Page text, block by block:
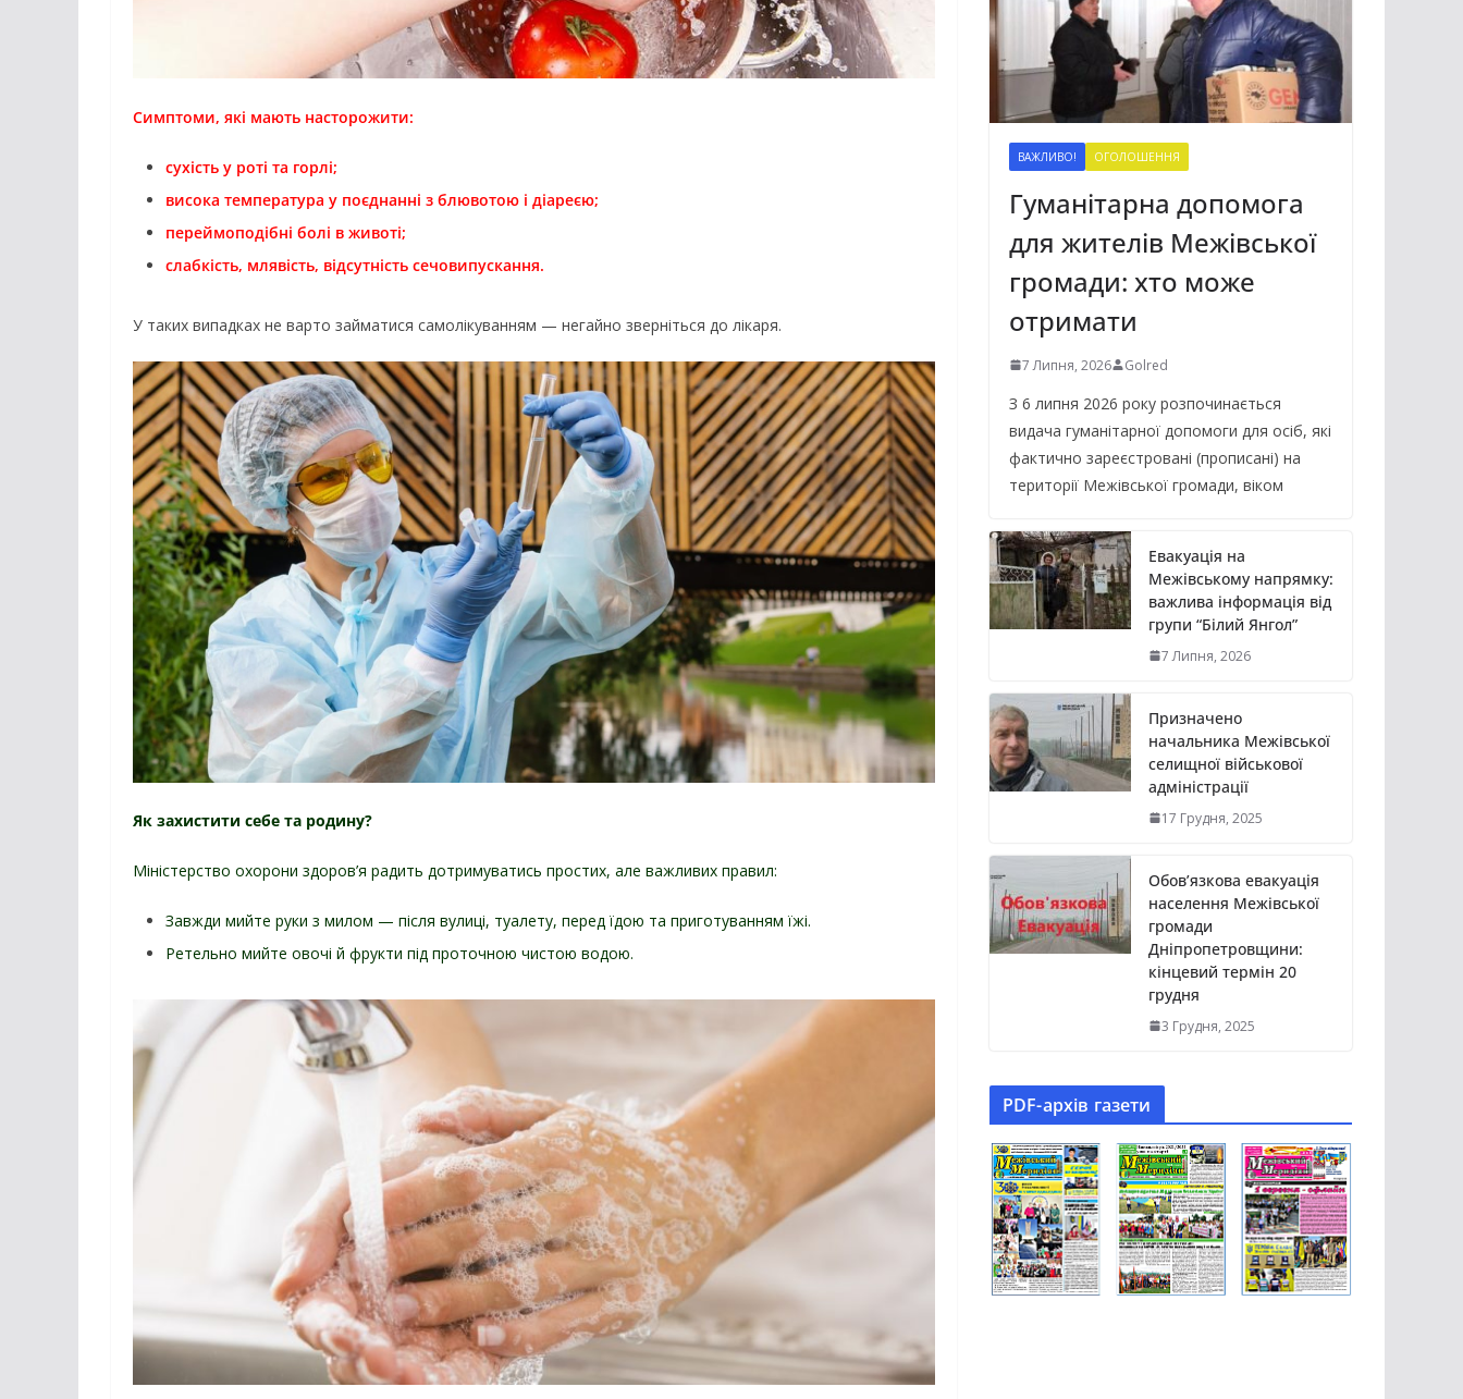
Симптоми, які мають насторожити:
сухість у роті та горлі;
висока температура у поєднанні з блювотою і діареєю;
переймоподібні болі в животі;
слабкість, млявість, відсутність сечовипускання.
У таких випадках не варто займатися самолікуванням — негайно зверніться до лікаря.
Як захистити себе та родину?
Міністерство охорони здоров’я радить дотримуватись простих, але важливих правил:
Завжди мийте руки з милом — після вулиці, туалету, перед їдою та приготуванням їжі.
Ретельно мийте овочі й фрукти під проточною чистою водою.
ВАЖЛИВО! ОГОЛОШЕННЯ
Гуманітарна допомога
для жителів Межівської
громади: хто може
отримати
7 Липня, 2026 Golred
З 6 липня 2026 року розпочинається
видача гуманітарної допомоги для осіб, які
фактично зареєстровані (прописані) на
території Межівської громади, віком
Евакуація на
Межівському напрямку:
важлива інформація від
групи “Білий Янгол”
7 Липня, 2026
Призначено
начальника Межівської
селищної військової
адміністрації
17 Грудня, 2025
Обов’язкова евакуація
населення Межівської
громади
Дніпропетровщини:
кінцевий термін 20
грудня
3 Грудня, 2025
PDF-aрхів газети